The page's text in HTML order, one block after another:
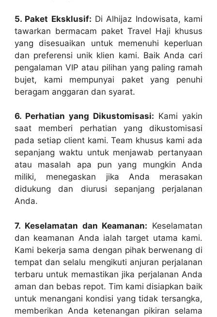
5. Paket Eksklusif: Di Alhijaz Indowisata, kami
tawarkan bermacam paket Travel Haji khusus
yang disesuaikan untuk memenuhi keperluan
dan preferensi unik klien kami. Baik Anda cari
pengalaman VIP atau pilihan yang paling ramah
bujet, kami mempunyai paket yang penuhi
beragam anggaran dan syarat.
6. Perhatian yang Dikustomisasi: Kami yakin
saat memberi perhatian yang dikustomisasi
pada setiap client kami. Team khusus kami ada
sepanjang waktu untuk menjawab pertanyaan
atau masalah apa pun yang mungkin Anda
miliki, menegaskan jika Anda merasakan
didukung dan diurusi sepanjang perjalanan
Anda.
7. Keselamatan dan Keamanan: Keselamatan
dan keamanan Anda ialah target utama kami.
Kami bekerja sama dengan pihak berwenang di
tempat dan selalu mengikuti anjuran perjalanan
terbaru untuk memastikan jika perjalanan Anda
aman dan bebas repot. Tim kami disiapkan baik
untuk menangani kondisi yang tidak tersangka,
memberikan Anda ketenangan pikiran selama